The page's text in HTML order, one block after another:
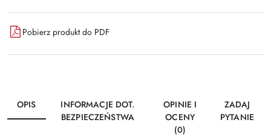
Pobierz produkt do PDF
OPIS
INFORMACJE DOT.
BEZPIECZEŃSTWA
OPINIE I
OCENY
(0)
ZADAJ
PYTANIE